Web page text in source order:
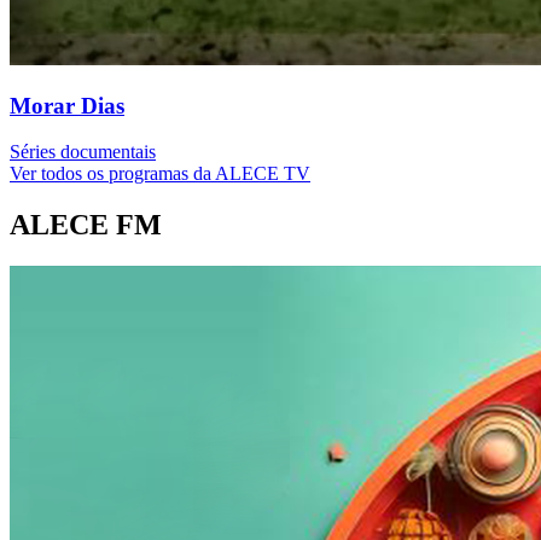
Morar Dias
Séries documentais
Ver todos os programas da ALECE TV
ALECE FM